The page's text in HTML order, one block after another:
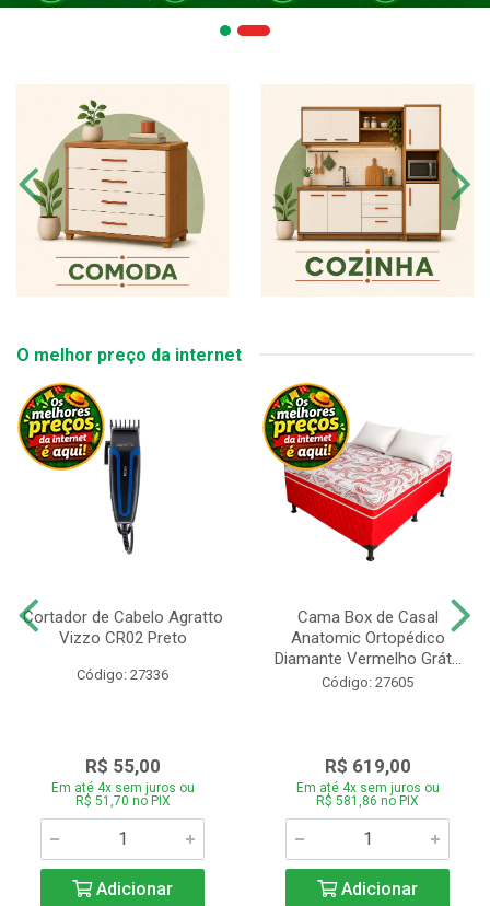
O melhor preço da internet
Cortador de Cabelo Agratto
Vizzo CR02 Preto
Código: 27336
R$ 55,00
Em até 4x sem juros ou
R$ 51,70 no PIX
Adicionar
Cama Box de Casal
Anatomic Ortopédico
Diamante Vermelho Grát...
Código: 27605
R$ 619,00
Em até 4x sem juros ou
R$ 581,86 no PIX
Adicionar